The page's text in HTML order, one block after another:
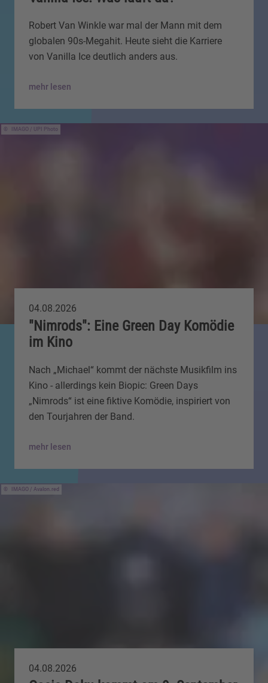
Robert Van Winkle war mal der Mann mit dem
globalen 90s-Megahit. Heute sieht die Karriere
von Vanilla Ice deutlich anders aus.
mehr lesen
IMAGO / UPI Photo
04.08.2026
"Nimrods": Eine Green Day Komödie
im Kino
Nach „Michael“ kommt der nächste Musikfilm ins
Kino - allerdings kein Biopic: Green Days
„Nimrods“ ist eine fiktive Komödie, inspiriert von
den Tourjahren der Band.
mehr lesen
IMAGO / Avalon.red
04.08.2026